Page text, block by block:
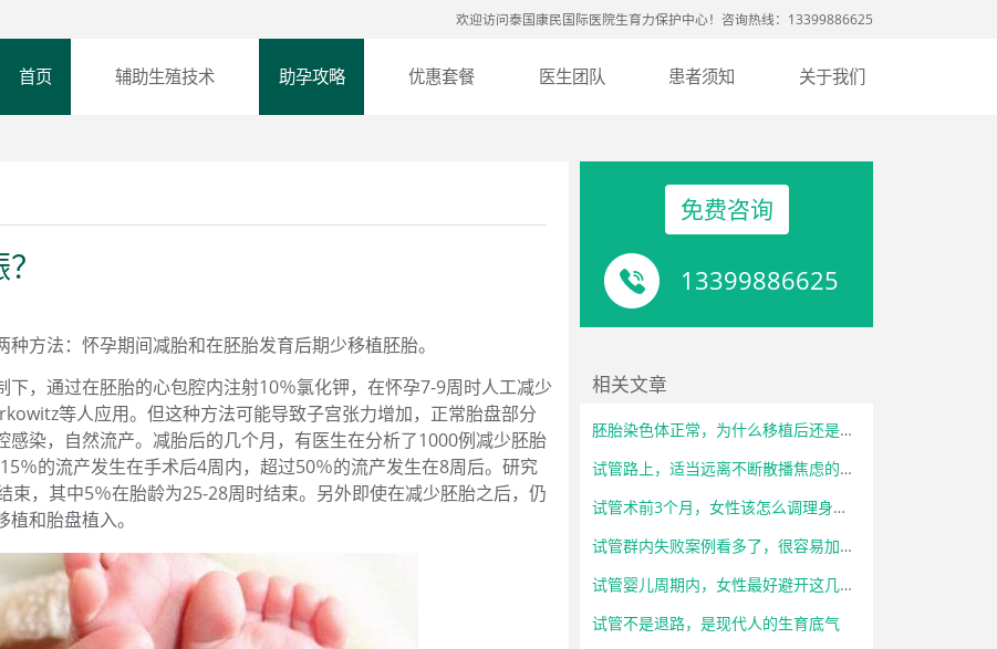
欢迎访问泰国康民国际医院生育力保护中心！咨询热线：13399886625
首页 辅助生殖技术 助孕攻略 优惠套餐 医生团队 患者须知 关于我们
方法：怀孕期间减胎和在胚胎发育后期少移植胚胎。
，通过在胚胎的心包腔内注射10％氯化钾，在怀孕7-9周时人工减少
等人应用。但这种方法可能导致子宫张力增加，正常胎盘部分
染，自然流产。减胎后的几个月，有医生在分析了1000例减少胚胎
％的流产发生在手术后4周内，超过50％的流产发生在8周后。研究
，其中5％在胎龄为25-28周时结束。另外即使在减少胚胎之后，仍
和胎盘植入。
免费咨询
13399886625
相关文章
胚胎染色体正常，为什么移植后还是失败？
试管路上，适当远离不断散播焦虑的亲友
试管术前3个月，女性该怎么调理身体？
试管群内失败案例看多了，很容易加重心理负担
试管婴儿周期内，女性最好避开这几类高强度工作
试管不是退路，是现代人的生育底气